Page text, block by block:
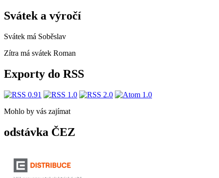
Svátek a výročí
Svátek má Soběslav
Zítra má svátek Roman
Exporty do RSS
Mohlo by vás zajímat
odstávka ČEZ